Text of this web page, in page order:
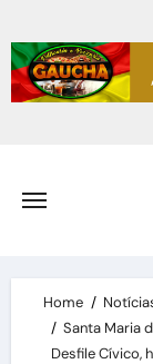
to
content
Home
Santa Maria
Desfile Cívico,